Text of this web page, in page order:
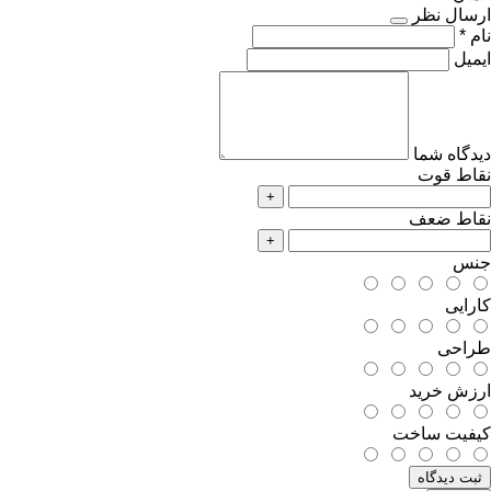
ارسال نظر
نام *
ایمیل
دیدگاه شما
نقاط قوت
+
نقاط ضعف
+
جنس
کارایی
طراحی
ارزش خرید
کیفیت ساخت
ثبت دیدگاه